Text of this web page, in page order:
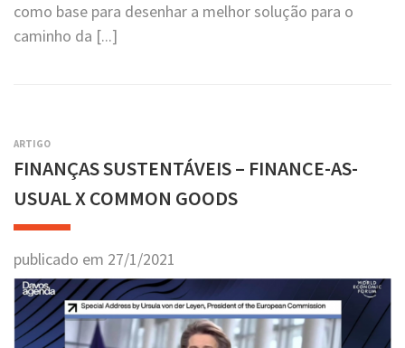
como base para desenhar a melhor solução para o
caminho da [...]
ARTIGO
FINANÇAS SUSTENTÁVEIS – FINANCE-AS-
USUAL X COMMON GOODS
publicado em 27/1/2021